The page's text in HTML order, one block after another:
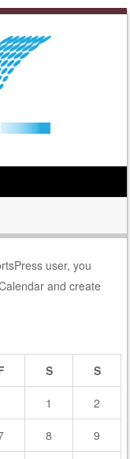
user, you
and create
S S
1 2
8 9